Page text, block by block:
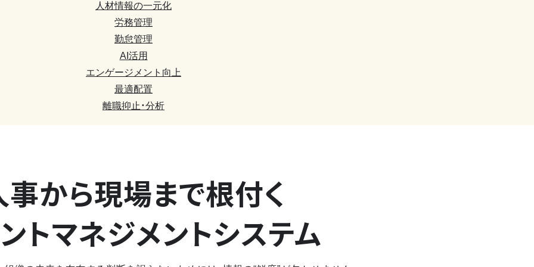
人材情報の一元化
労務管理
勤怠管理
AI活用
エンゲージメント向上
最適配置
離職抑止・分析
事から現場まで根付く
トマネジメントシステム